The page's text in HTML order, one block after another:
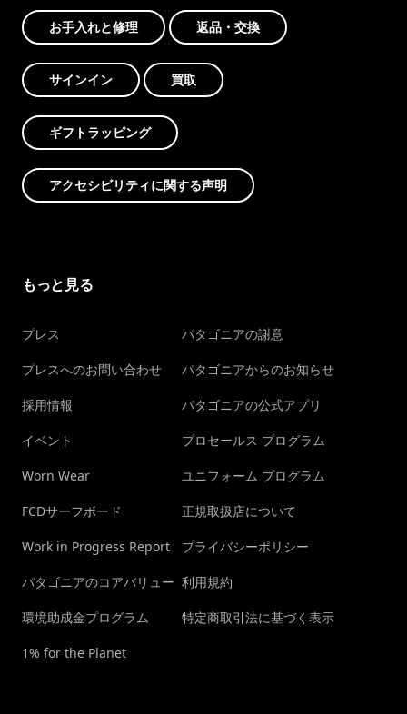
お手入れと修理 返品・交換
サインイン 買取
ギフトラッピング
アクセシビリティに関する声明
もっと見る
プレス
プレスへのお問い合わせ
採用情報
イベント
Worn Wear
FCDサーフボード
Work in Progress Report
パタゴニアのコアバリュー
環境助成金プログラム
1% for the Planet
パタゴニアの謝意
パタゴニアからのお知らせ
パタゴニアの公式アプリ
プロセールス プログラム
ユニフォーム プログラム
正規取扱店について
プライバシーポリシー
利用規約
特定商取引法に基づく表示